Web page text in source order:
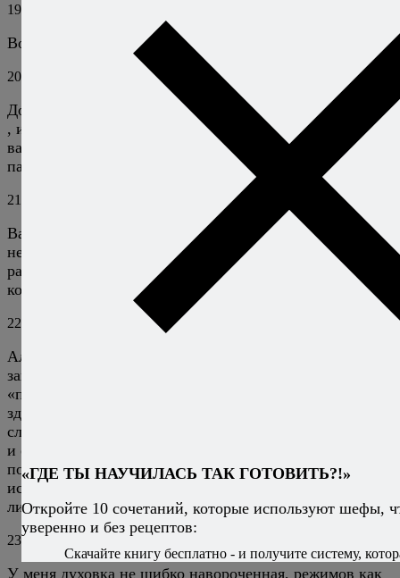
19
Восхитетельно! Аппетитно и красиво!
20 23 апреля 2010 Ответить
Доброго дня. Сегодня встречаю жену из командировки
, и решил побалывать изысканным ужином. Прочитал
ваш рецепт , залил слюнями ноут )) , поехал и купил
пару живых форелей. Пойду готовить.
21 Ответить
Василий, приятного аппетита, со свежей рыбой у вас
не может не получиться. Но помните: слухи о том, что
разговоры про слюни и другие выделения доставляют
кому-то удовольствие, сильно преувеличены. ;)
22 7 августа 2010 Ответить
Алексей, а какой Вы режим духовки используете при
запекании? Я опытным путем дошел до режима
«пицца» с самой мощной нижней конвекцией. Однако,
здесь он при температуре 200 градусов оказался
слишком суровым, и как результат пригоревшая зелень
и отсутствие соков на противене. Рыба сама
получилась очень здоровская, но это потому, что
испортить ее было тяжело. По рецепту: думаю имбирь
лишний.
23 Алексей Онегин 8 августа 2010
У меня духовка не шибко навороченная, режимов как
«ГДЕ ТЫ НАУЧИЛАСЬ ТАК ГОТОВИТЬ?!»
Откройте 10 сочетаний, которые используют шефы,
уверенно и без рецептов:
Скачайте книгу бесплатно - и получите систему,